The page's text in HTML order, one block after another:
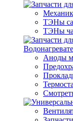
ТЭНы
ТЭНы
Аноды